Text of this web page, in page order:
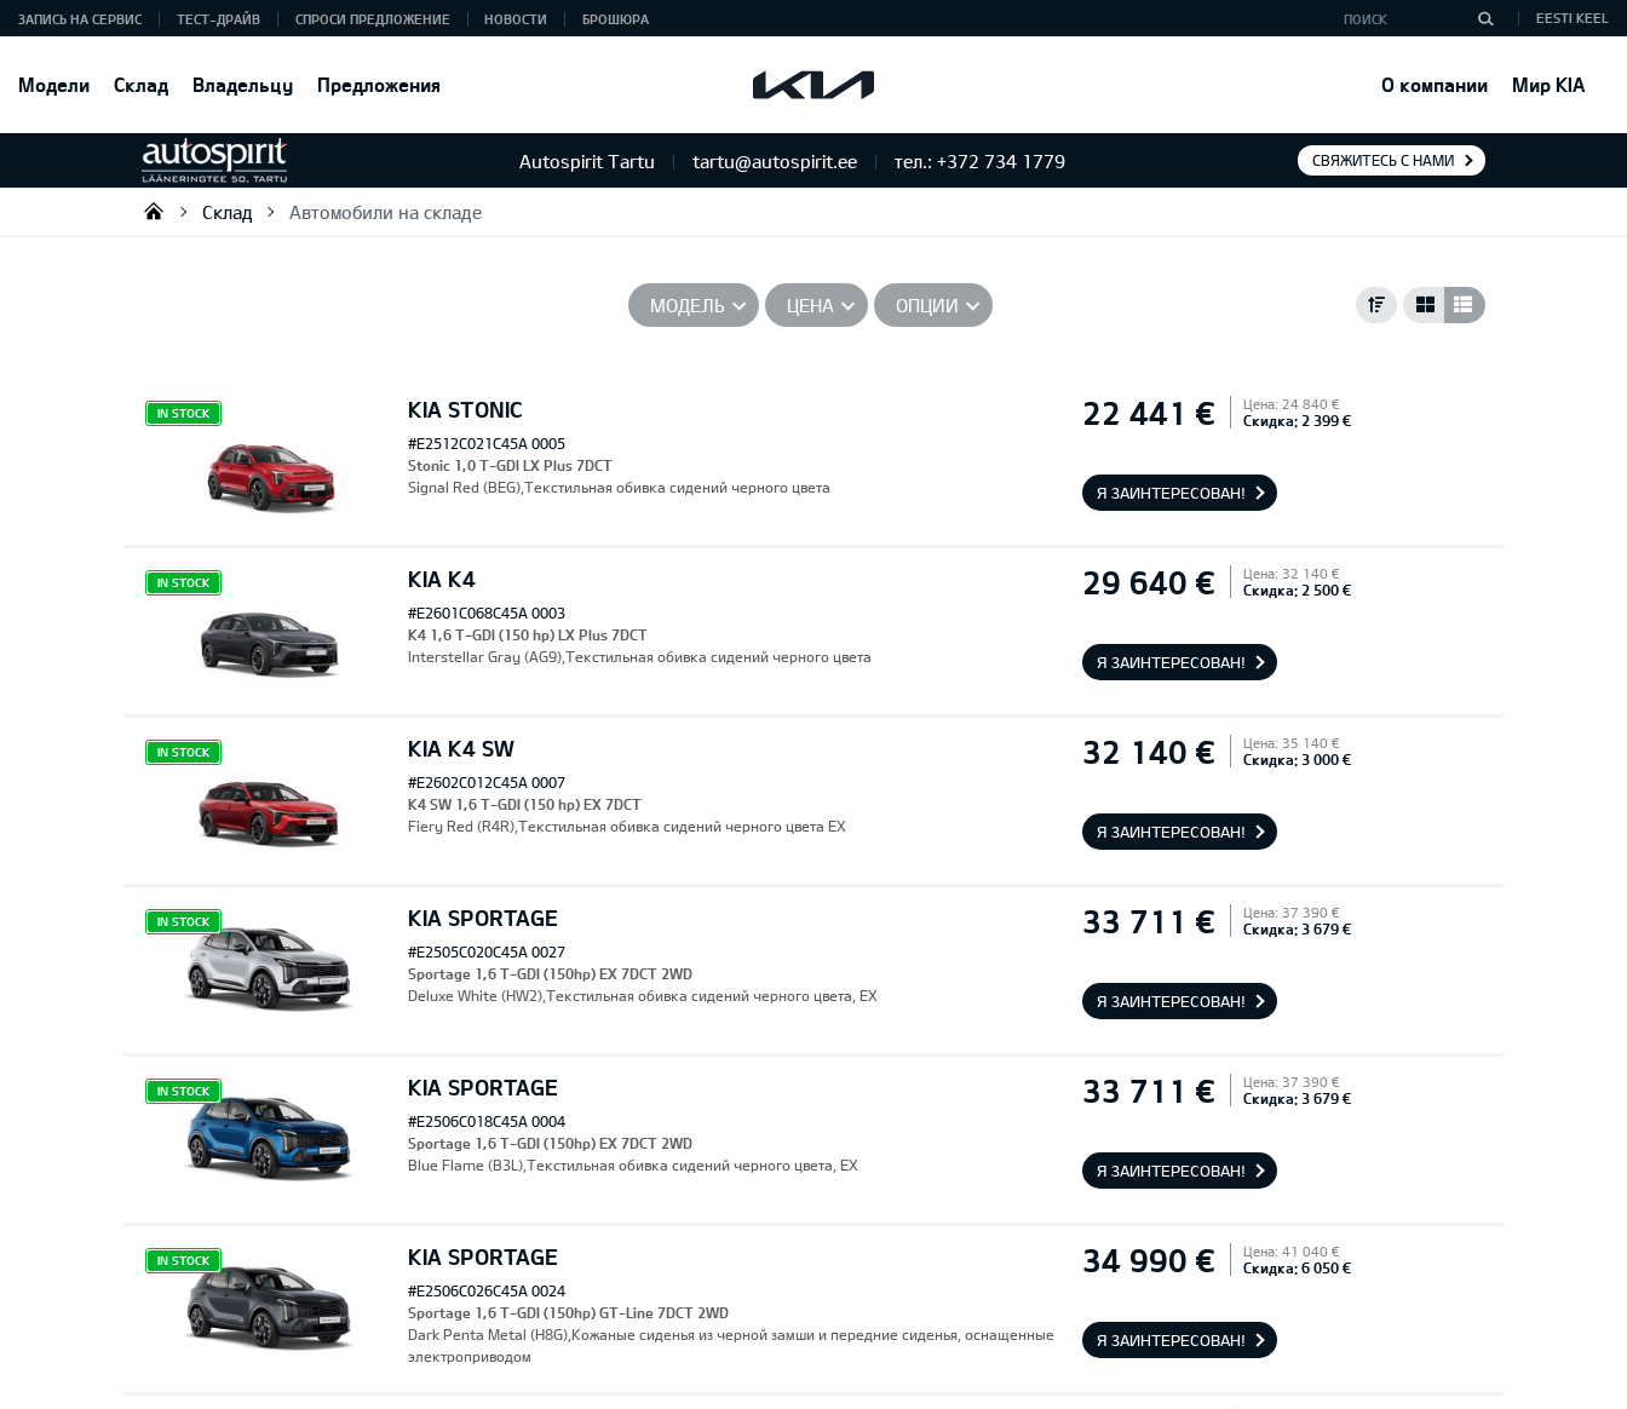
Модели Склад Владельцу Предложения О компании Мир KIA
ЗАПИСЬ НА СЕРВИС ТЕСТ-ДРАЙВ СПРОСИ ПРЕДЛОЖЕНИЕ НОВОСТИ БРОШЮРА EESTI KEEL
Autospirit Tartu tartu@autospirit.ee тел.: +372 734 1779 СВЯЖИТЕСЬ С НАМИ
Autospirit Tartu OÜ
Склад Автомобили на складе
МОДЕЛЬ ЦЕНА ОПЦИИ
KIA STONIC 22 441 € Цена: 24 840 €
Скидка: 2 399 €
IN STOCK
#E2512C021C45A 0005
Stonic 1,0 T-GDI LX Plus 7DCT
Signal Red (BEG),Текстильная обивка сидений черного цвета
Я ЗАИНТЕРЕСОВАН!
KIA K4 29 640 € Цена: 32 140 €
Скидка: 2 500 €
IN STOCK
#E2601C068C45A 0003
K4 1,6 T-GDI (150 hp) LX Plus 7DCT
Interstellar Gray (AG9),Текстильная обивка сидений черного цвета
Я ЗАИНТЕРЕСОВАН!
KIA K4 SW 32 140 € Цена: 35 140 €
Скидка: 3 000 €
IN STOCK
#E2602C012C45A 0007
K4 SW 1,6 T-GDI (150 hp) EX 7DCT
Fiery Red (R4R),Текстильная обивка сидений черного цвета EX
Я ЗАИНТЕРЕСОВАН!
KIA SPORTAGE 33 711 € Цена: 37 390 €
Скидка: 3 679 €
IN STOCK
#E2505C020C45A 0027
Sportage 1,6 T-GDI (150hp) EX 7DCT 2WD
Deluxe White (HW2),Текстильная обивка сидений черного цвета, EX
Я ЗАИНТЕРЕСОВАН!
KIA SPORTAGE 33 711 € Цена: 37 390 €
Скидка: 3 679 €
IN STOCK
#E2506C018C45A 0004
Sportage 1,6 T-GDI (150hp) EX 7DCT 2WD
Blue Flame (B3L),Текстильная обивка сидений черного цвета, EX
Я ЗАИНТЕРЕСОВАН!
KIA SPORTAGE 34 990 € Цена: 41 040 €
Скидка: 6 050 €
IN STOCK
#E2506C026C45A 0024
Sportage 1,6 T-GDI (150hp) GT-Line 7DCT 2WD
Dark Penta Metal (H8G),Кожаные сиденья из черной замши и передние сиденья, оснащенные
электроприводом
Я ЗАИНТЕРЕСОВАН!